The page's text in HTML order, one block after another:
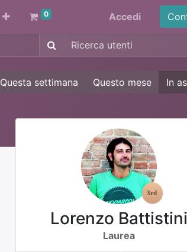
0 Accedi
Questa settimana Questo mese In
Lorenzo Battistini
Laurea